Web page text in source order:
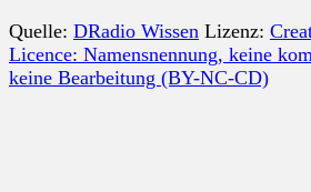
Quelle: DRadio Wissen Lizenz:
Licence: Namensnennung, keine
keine Bearbeitung (BY-NC-CD)